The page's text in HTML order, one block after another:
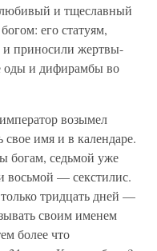
и тщеславный
его статуям,
и приносили жертвы-
оды и дифирамбы во
возымел
имя и в календаре.
богам, седьмой уже
восьмой — секстилис.
тридцать дней —
своим именем
более что